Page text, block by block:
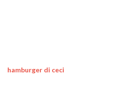
hamburger di ceci